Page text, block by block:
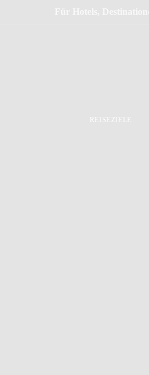
REISEZIELE